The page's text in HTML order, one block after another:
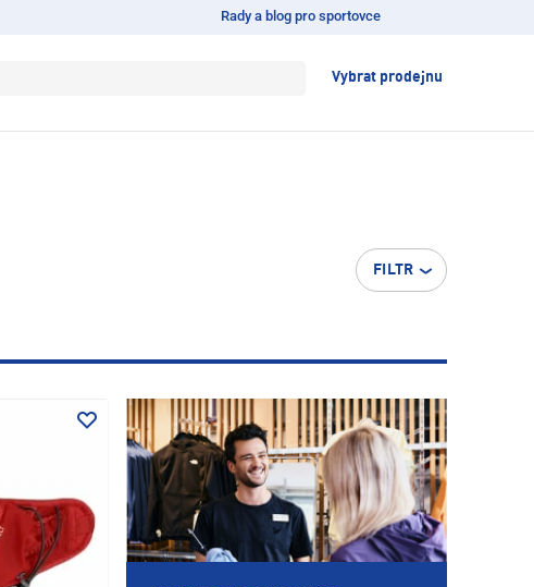
Rady a blog pro sportovce
Vybrat prodejnu
FILTR